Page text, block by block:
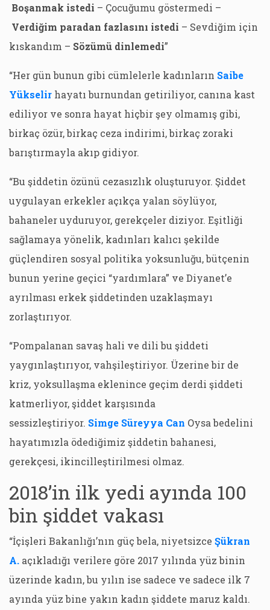
Boşanmak istedi – Çocuğumu göstermedi –
Verdiğim paradan fazlasını istedi – Sevdiğim için
kıskandım – Sözümü dinlemedi”
“Her gün bunun gibi cümlelerle kadınların Saibe
Yükselir hayatı burnundan getiriliyor, canına kast
ediliyor ve sonra hayat hiçbir şey olmamış gibi,
birkaç özür, birkaç ceza indirimi, birkaç zoraki
barıştırmayla akıp gidiyor.
“Bu şiddetin özünü cezasızlık oluşturuyor. Şiddet
uygulayan erkekler açıkça yalan söylüyor,
bahaneler uyduruyor, gerekçeler diziyor. Eşitliği
sağlamaya yönelik, kadınları kalıcı şekilde
güçlendiren sosyal politika yoksunluğu, bütçenin
bunun yerine geçici “yardımlara” ve Diyanet’e
ayrılması erkek şiddetinden uzaklaşmayı
zorlaştırıyor.
“Pompalanan savaş hali ve dili bu şiddeti
yaygınlaştırıyor, vahşileştiriyor. Üzerine bir de
kriz, yoksullaşma eklenince geçim derdi şiddeti
katmerliyor, şiddet karşısında
sessizleştiriyor. Simge Süreyya Can Oysa bedelini
hayatımızla ödediğimiz şiddetin bahanesi,
gerekçesi, ikincilleştirilmesi olmaz.
2018’in ilk yedi ayında 100
bin şiddet vakası
“İçişleri Bakanlığı’nın güç bela, niyetsizce Şükran
A. açıkladığı verilere göre 2017 yılında yüz binin
üzerinde kadın, bu yılın ise sadece ve sadece ilk 7
ayında yüz bine yakın kadın şiddete maruz kaldı.